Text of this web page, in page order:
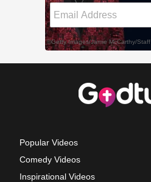
Popular Videos
Comedy Videos
Inspirational Videos